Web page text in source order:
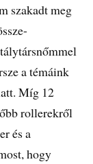
szakadt meg
a témáink
Míg 12
rollerekről
és a
hogy